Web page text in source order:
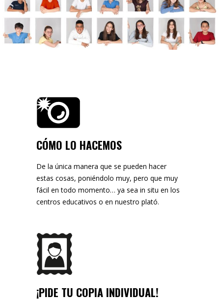
CÓMO LO HACEMOS
De la única manera que se pueden hacer
estas cosas, poniéndolo muy, pero que muy
fácil en todo momento… ya sea in situ en los
centros educativos o en nuestro plató.
¡PIDE TU COPIA INDIVIDUAL!